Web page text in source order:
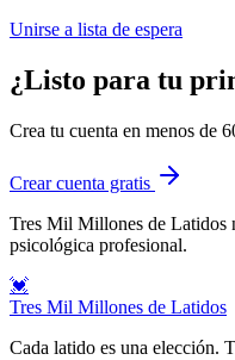
Unirse a lista de espera
¿Listo para tu
Crea tu cuenta en menos de
Crear cuenta gratis
Tres Mil Millones de Latidos
psicológica profesional.
💓
Tres Mil Millones de Latidos
Cada latido es una elección.